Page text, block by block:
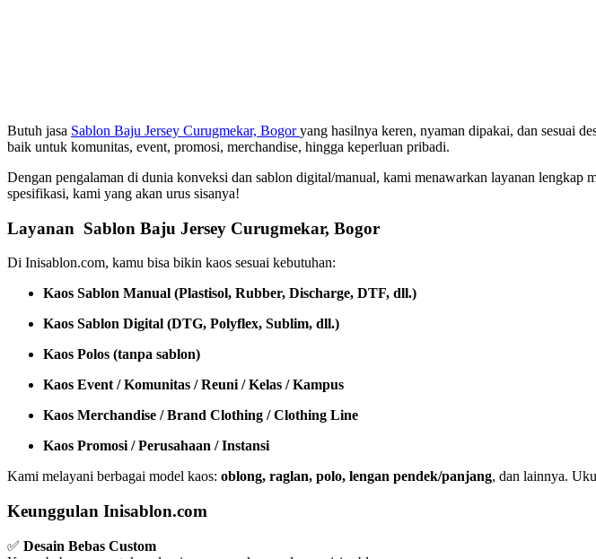
Butuh jasa Sablon Baju Jersey Curugmekar, Bogoryang hasilnya keren, nyaman dipakai, dan sesuai
baik untuk komunitas, event, promosi, merchandise, hingga keperluan pribadi.
Dengan pengalaman di dunia konveksi dan sablon digital/manual, kami menawarkan layanan
spesifikasi, kami yang akan urus sisanya!
Layanan Sablon Baju Jersey Curugmekar, Bogor
Di Inisablon.com, kamu bisa bikin kaos sesuai kebutuhan:
Kaos Sablon Manual (Plastisol, Rubber, Discharge, DTF, dll.)
Kaos Sablon Digital (DTG, Polyflex, Sublim, dll.)
Kaos Polos (tanpa sablon)
Kaos Event / Komunitas / Reuni / Kelas / Kampus
Kaos Merchandise / Brand Clothing / Clothing Line
Kaos Promosi / Perusahaan / Instansi
Kami melayani berbagai model kaos: oblong, raglan, polo, lengan pendek/panjang, dan lainnya.
Keunggulan Inisablon.com
✅ Desain Bebas Custom